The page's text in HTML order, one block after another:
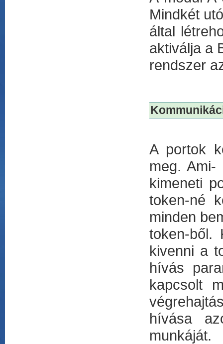
Mindkét
által
aktiválja a
rendszer
A portok
meg.
kimeneti
token-né
minden
token-ből.
kivenni a
hívás
kapcsolt
hívása
munkáját.